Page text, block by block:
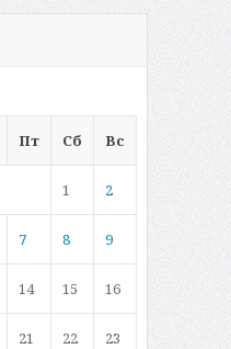
Пт Сб Вс
1 2
7 8 9
14 15 16
21 22 23